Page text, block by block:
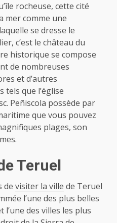
rocheuse, cette cité
mer comme une
se dresse le
c’est le château du
historique se compose
de nombreuses
et d’autres
que l’église
Peñiscola possède par
que vous pouvez
plages, son
Teruel
de visiter la ville de Teruel
l’une des plus belles
l’une des villes les plus